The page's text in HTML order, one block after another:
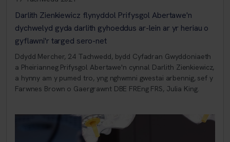
Darlith Zienkiewicz flynyddol Prifysgol Abertawe'n
dychwelyd gyda darlith gyhoeddus ar-lein ar yr heriau o
gyflawni'r targed sero-net
Ddydd Mercher, 24 Tachwedd, bydd Cyfadran Gwyddoniaeth
a Pheirianneg Prifysgol Abertawe'n cynnal Darlith Zienkiewicz,
a hynny am y pumed tro, yng nghwmni gwestai arbennig, sef y
Farwnes Brown o Gaergrawnt DBE FREng FRS, Julia King.